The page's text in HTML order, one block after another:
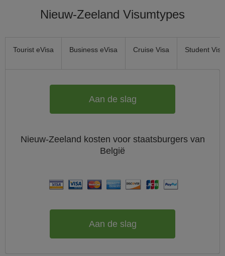
Nieuw-Zeeland Visumtypes
Tourist eVisa Business eVisa Cruise Visa Student Visa
Aan de slag
Nieuw-Zeeland kosten voor staatsburgers van
België
Aan de slag